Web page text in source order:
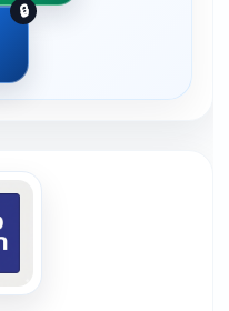
🔒